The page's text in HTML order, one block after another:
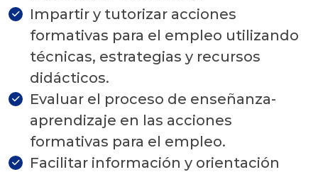
Impartir y tutorizar acciones
formativas para el empleo utilizando
técnicas, estrategias y recursos
didácticos.
Evaluar el proceso de enseñanza-
aprendizaje en las acciones
formativas para el empleo.
Facilitar información y orientación